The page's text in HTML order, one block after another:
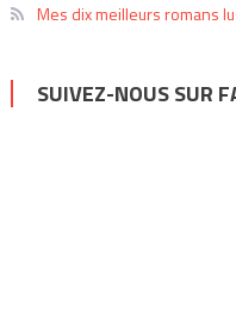
Mes dix meilleurs romans
SUIVEZ-NOUS SUR